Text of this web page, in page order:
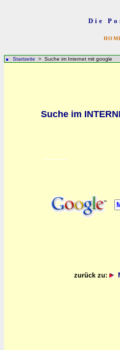
Die
Startseite > Suche im Internet mit google
Suche im
zurück zu: